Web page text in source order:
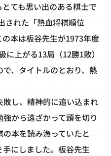
ても思い出のある棋士で
された「熱血将棋順位
本は板谷先生が1973年度
上がる13局（12勝1敗）
、タイトルのとおり、熱
し、精神的に追い込まれ
から遠ざかって頭を切り
本を読み漁っていたと
にしました。板谷先生